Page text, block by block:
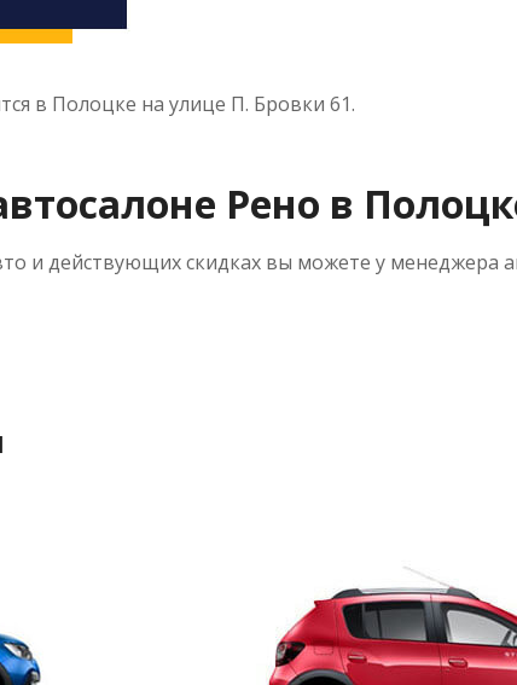
в Полоцке на улице П. Бровки 61.
Рено в
и действующих скидках вы можете у менеджера